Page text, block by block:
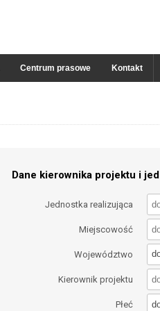
Centrum prasowe Kontakt
Dane kierownika projektu i
Jednostka realizująca
Miejscowość
Województwo
Kierownik projektu
Płeć